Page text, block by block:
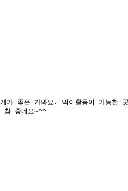
계가 좋은 가봐요. 먹이활동이 가능한
참 좋네요~^^